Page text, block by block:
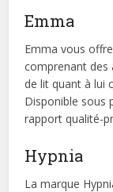
Emma
Emma vous
comprenant des
de lit quant à lui
Disponible sous
rapport qualité-
Hypnia
La marque